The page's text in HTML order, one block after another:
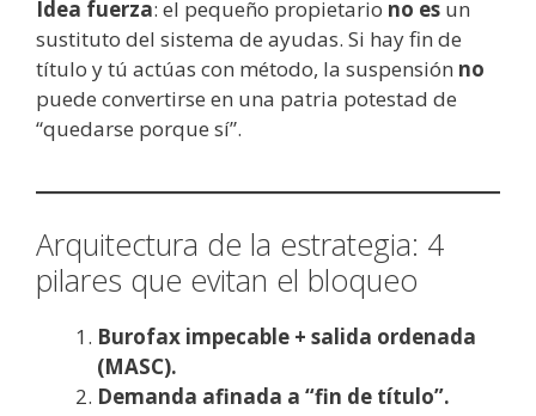
Idea fuerza: el pequeño propietario no es un
sustituto del sistema de ayudas. Si hay fin de
título y tú actúas con método, la suspensión no
puede convertirse en una patria potestad de
“quedarse porque sí”.
Arquitectura de la estrategia: 4
pilares que evitan el bloqueo
Burofax impecable + salida ordenada
(MASC).
Demanda afinada a “fin de título”.